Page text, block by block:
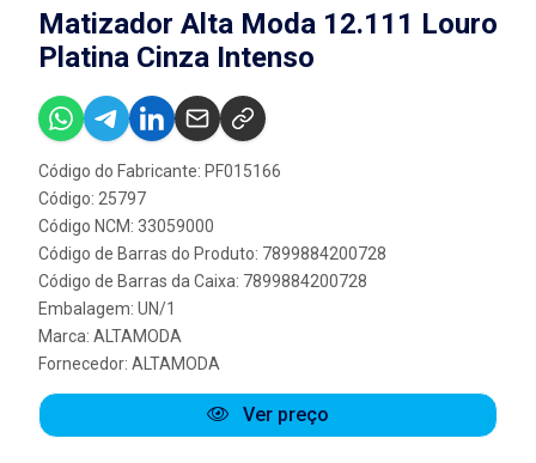
Matizador Alta Moda 12.111 Louro
Platina Cinza Intenso
Código do Fabricante: PF015166
Código: 25797
Código NCM: 33059000
Código de Barras do Produto: 7899884200728
Código de Barras da Caixa: 7899884200728
Embalagem: UN/1
Marca: ALTAMODA
Fornecedor: ALTAMODA
Ver preço